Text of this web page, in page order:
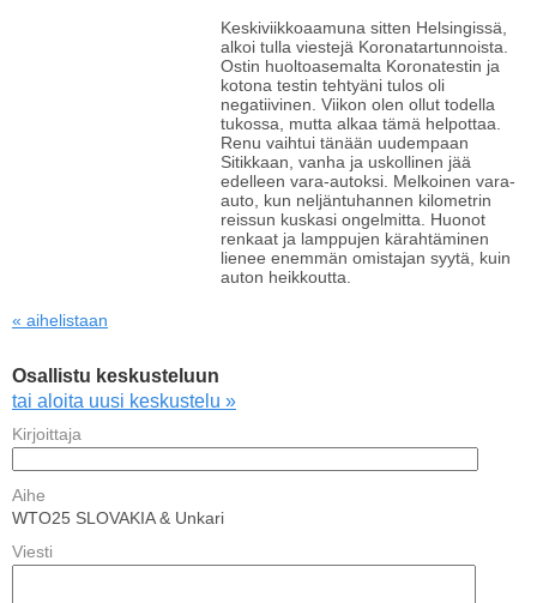
Keskiviikkoaamuna sitten Helsingissä,
alkoi tulla viestejä Koronatartunnoista.
Ostin huoltoasemalta Koronatestin ja
kotona testin tehtyäni tulos oli
negatiivinen. Viikon olen ollut todella
tukossa, mutta alkaa tämä helpottaa.
Renu vaihtui tänään uudempaan
Sitikkaan, vanha ja uskollinen jää
edelleen vara-autoksi. Melkoinen vara-
auto, kun neljäntuhannen kilometrin
reissun kuskasi ongelmitta. Huonot
renkaat ja lamppujen kärahtäminen
lienee enemmän omistajan syytä, kuin
auton heikkoutta.
« aihelistaan
Osallistu keskusteluun
tai aloita uusi keskustelu »
Kirjoittaja
Aihe
WTO25 SLOVAKIA & Unkari
Viesti